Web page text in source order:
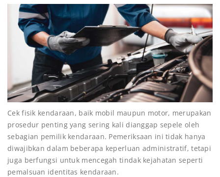
Cek fisik kendaraan, baik mobil maupun motor, merupakan
prosedur penting yang sering kali dianggap sepele oleh
sebagian pemilik kendaraan. Pemeriksaan ini tidak hanya
diwajibkan dalam beberapa keperluan administratif, tetapi
juga berfungsi untuk mencegah tindak kejahatan seperti
pemalsuan identitas kendaraan.